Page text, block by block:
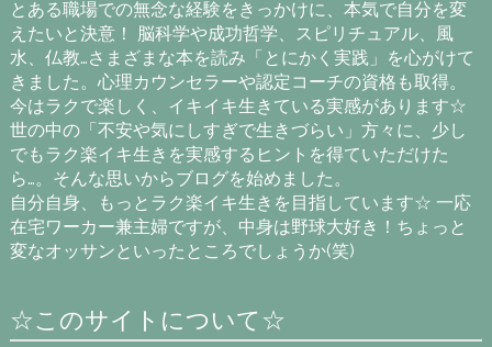
とある職場での無念な経験をきっかけに、本気で自分を変
えたいと決意！ 脳科学や成功哲学、スピリチュアル、風
水、仏教…さまざまな本を読み「とにかく実践」を心がけて
きました。心理カウンセラーや認定コーチの資格も取得。
今はラクで楽しく、イキイキ生きている実感があります☆
世の中の「不安や気にしすぎで生きづらい」方々に、少し
でもラク楽イキ生きを実感するヒントを得ていただけた
ら…。そんな思いからブログを始めました。
自分自身、もっとラク楽イキ生きを目指しています☆ 一応
在宅ワーカー兼主婦ですが、中身は野球大好き！ちょっと
変なオッサンといったところでしょうか(笑)
☆このサイトについて☆